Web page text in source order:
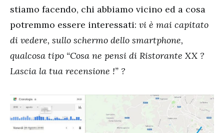
stiamo facendo, chi abbiamo vicino ed a cosa
potremmo essere interessati: vi è mai capitato
di vedere, sullo schermo dello smartphone,
qualcosa tipo “Cosa ne pensi di Ristorante XX ?
Lascia la tua recensione !” ?